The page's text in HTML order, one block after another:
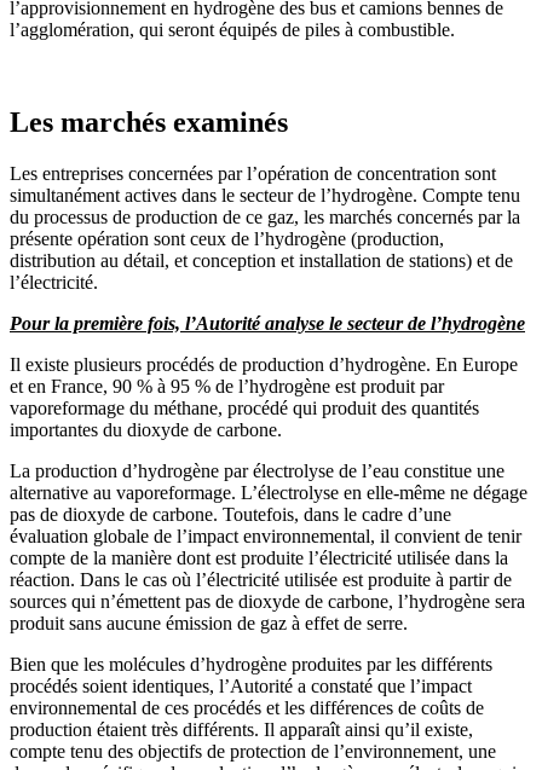
l’approvisionnement en hydrogène des bus et camions bennes de
l’agglomération, qui seront équipés de piles à combustible.
Les marchés examinés
Les entreprises concernées par l’opération de concentration sont
simultanément actives dans le secteur de l’hydrogène. Compte tenu
du processus de production de ce gaz, les marchés concernés par la
présente opération sont ceux de l’hydrogène (production,
distribution au détail, et conception et installation de stations) et de
l’électricité.
Pour la première fois, l’Autorité analyse le secteur de l’hydrogène
Il existe plusieurs procédés de production d’hydrogène. En Europe
et en France, 90 % à 95 % de l’hydrogène est produit par
vaporeformage du méthane, procédé qui produit des quantités
importantes du dioxyde de carbone.
La production d’hydrogène par électrolyse de l’eau constitue une
alternative au vaporeformage. L’électrolyse en elle-même ne dégage
pas de dioxyde de carbone. Toutefois, dans le cadre d’une
évaluation globale de l’impact environnemental, il convient de tenir
compte de la manière dont est produite l’électricité utilisée dans la
réaction. Dans le cas où l’électricité utilisée est produite à partir de
sources qui n’émettent pas de dioxyde de carbone, l’hydrogène sera
produit sans aucune émission de gaz à effet de serre.
Bien que les molécules d’hydrogène produites par les différents
procédés soient identiques, l’Autorité a constaté que l’impact
environnemental de ces procédés et les différences de coûts de
production étaient très différents. Il apparaît ainsi qu’il existe,
compte tenu des objectifs de protection de l’environnement, une